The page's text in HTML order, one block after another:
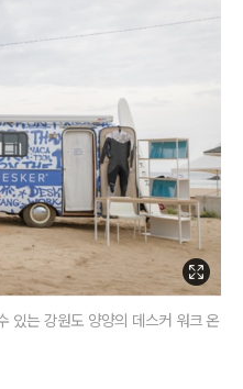
는 강원도 양양의 데스커 워크 온